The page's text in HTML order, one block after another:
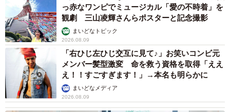
まいどなトピック
2026.08.09
「右ひじ左ひじ交互に見て♪」お笑いコンビ元
メンバー髪型激変 命を救う資格を取得「ええ
え！！すごすぎます！」→本名も明らかに
まいどなメディア
2026.08.09